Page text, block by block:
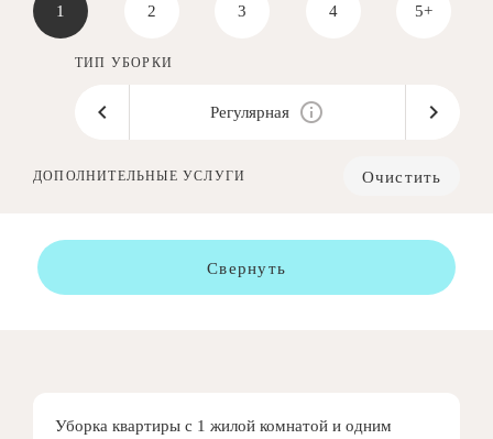
1 2 3 4 5+
ТИП УБОРКИ
Регулярная
ДОПОЛНИТЕЛЬНЫЕ УСЛУГИ Очистить
Свернуть
Уборка квартиры с 1 жилой комнатой и одним